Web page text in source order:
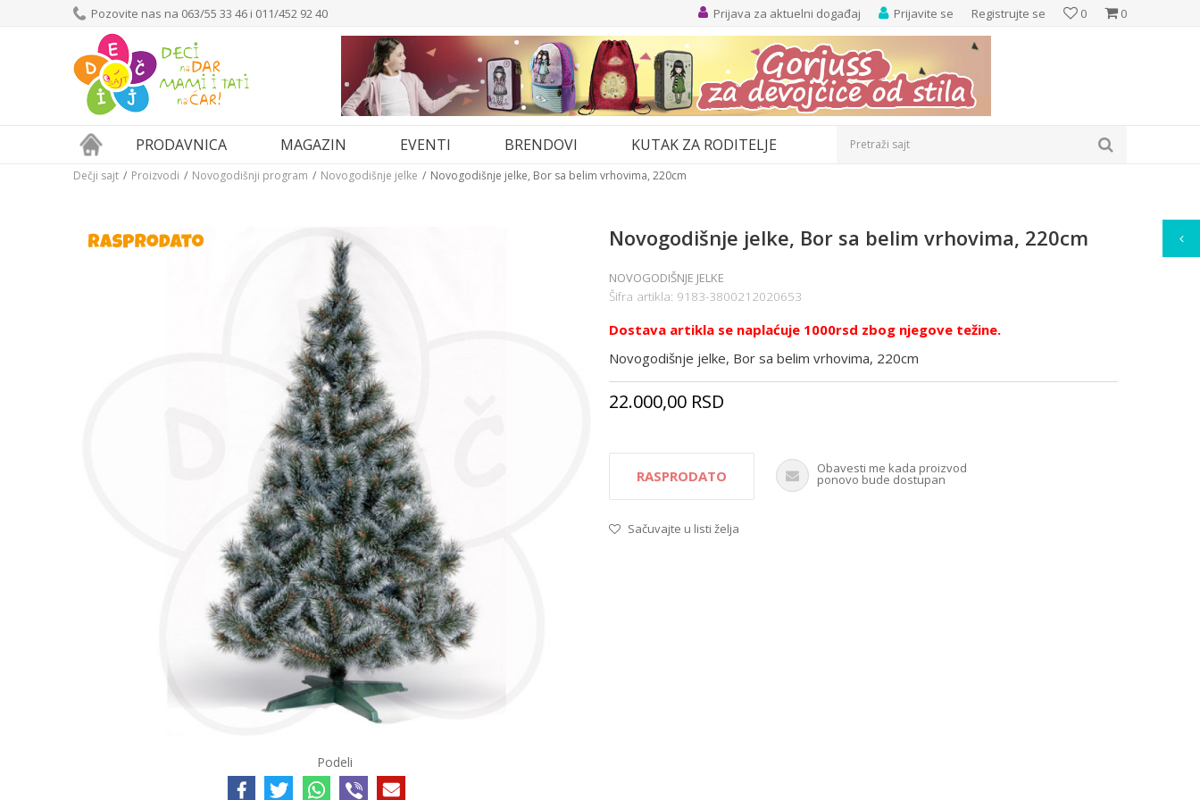
Pozovite nas na 063/55 33 46 i 011/452 92 40 0
0
Prijavite se Registrujte se
Prijava za aktuelni događaj
PRODAVNICA MAGAZIN EVENTI BRENDOVI KUTAK ZA RODITELJE Pretraži sajt
Dečji sajt Proizvodi Novogodišnji program Novogodišnje jelke Novogodišnje jelke, Bor sa belim vrhovima, 220cm
Podeli
Novogodišnje jelke, Bor sa belim vrhovima, 220cm
NOVOGODIŠNJE JELKE
Šifra artikla: 9183-3800212020653
Dostava artikla se naplaćuje 1000rsd zbog njegove težine.
Novogodišnje jelke, Bor sa belim vrhovima, 220cm
22.000,00 RSD
RASPRODATO Obavesti me kada proizvod
ponovo bude dostupan
Sačuvajte u listi želja